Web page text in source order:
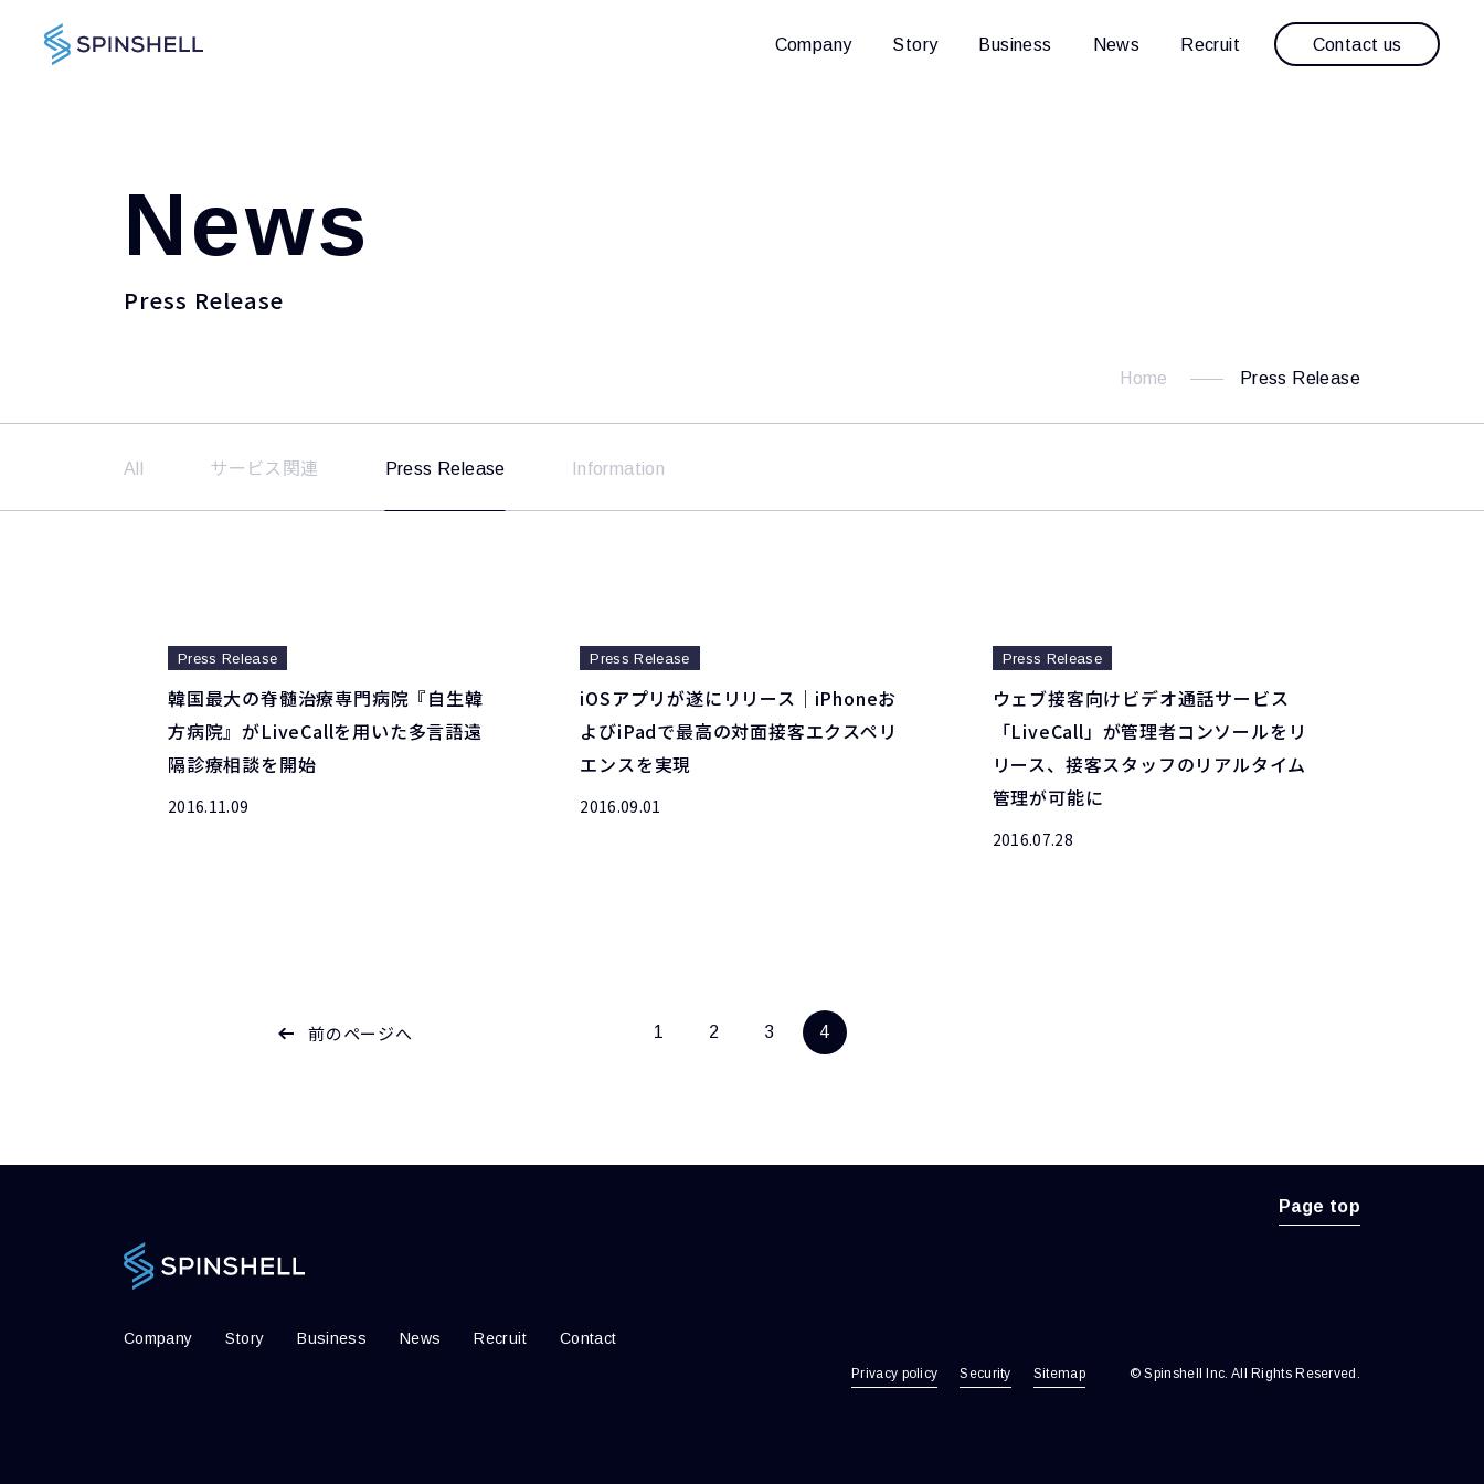
Company Story Business News Recruit Contact us
Press Release
News
Home Press Release
All サービス関連 Press Release Information
Press Release
韓国最大の脊髄治療専門病院『自生韓
方病院』がLiveCallを用いた多言語遠
隔診療相談を開始
2016.11.09
Press Release
iOSアプリが遂にリリース｜iPhoneお
よびiPadで最高の対面接客エクスペリ
エンスを実現
2016.09.01
Press Release
ウェブ接客向けビデオ通話サービス
「LiveCall」が管理者コンソールをリ
リース、接客スタッフのリアルタイム
管理が可能に
2016.07.28
前のページへ 1 2 3 4
Page top
Company Story Business News Recruit Contact
Privacy policy Security Sitemap © Spinshell Inc. All Rights Reserved.